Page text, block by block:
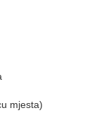
mjesta)